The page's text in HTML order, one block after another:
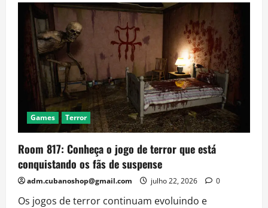
a
pena
comprar
o
Passe
Premium
de
skate.?
Veja
os
prós
e
os
contras
antes
de
Games Terror
Room 817: Conheça o jogo de terror que está
conquistando os fãs de suspense
adm.cubanoshop@gmail.com julho 22, 2026 0
Os jogos de terror continuam evoluindo e